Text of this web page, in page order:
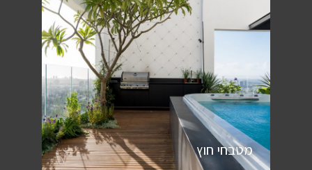
מטבחי חוץ